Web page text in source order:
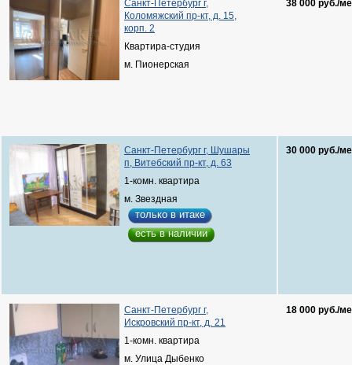
Санкт-Петербург г,
Коломяжский пр-кт, д. 15,
корп. 2
Квартира-студия
м. Пионерская
38 000 руб./
Санкт-Петербург г, Шушары
п, Витебский пр-кт, д. 63
1-комн. квартира
м. Звездная
только в итаке
есть в наличии
30 000 руб./
Санкт-Петербург г,
Искровский пр-кт, д. 21
1-комн. квартира
м. Улица Дыбенко
18 000 руб./